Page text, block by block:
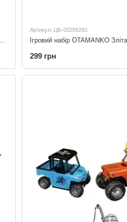
Ігровий набір OTAMANKO Злітачки (2 машинки та 2 катапульти) OTAMANKO 532.03.93
Артикул: ЦБ-00299282
299 грн